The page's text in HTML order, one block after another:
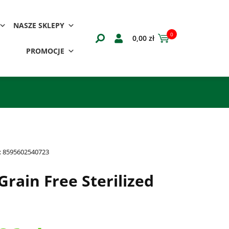
NASZE SKLEPY
PROMOCJE
0,00 zł 0
8595602540723
Free Sterilized